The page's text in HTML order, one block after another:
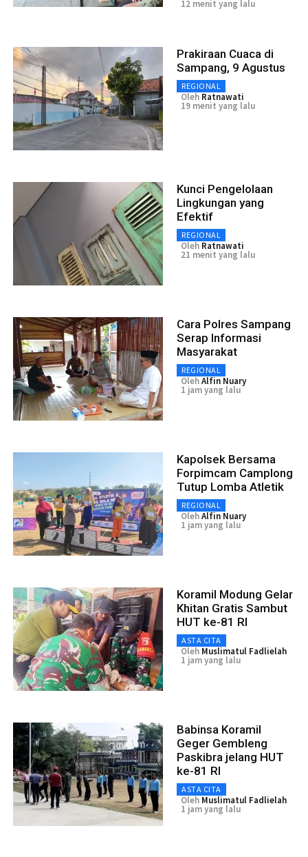
12 menit yang lalu
Prakiraan Cuaca di
Sampang, 9 Agustus
REGIONAL
Oleh Ratnawati
19 menit yang lalu
Kunci Pengelolaan
Lingkungan yang
Efektif
REGIONAL
Oleh Ratnawati
21 menit yang lalu
Cara Polres Sampang
Serap Informasi
Masyarakat
REGIONAL
OlehAlfin Nuary
1 jam yang lalu
Kapolsek Bersama
Forpimcam Camplong
Tutup Lomba Atletik
REGIONAL
OlehAlfin Nuary
1 jam yang lalu
Koramil Modung Gelar
Khitan Gratis Sambut
HUT ke-81 RI
ASTA CITA
Oleh Muslimatul Fadlielah
1 jam yang lalu
Babinsa Koramil
Geger Gembleng
Paskibra jelang HUT
ke-81 RI
ASTA CITA
Oleh Muslimatul Fadlielah
1 jam yang lalu